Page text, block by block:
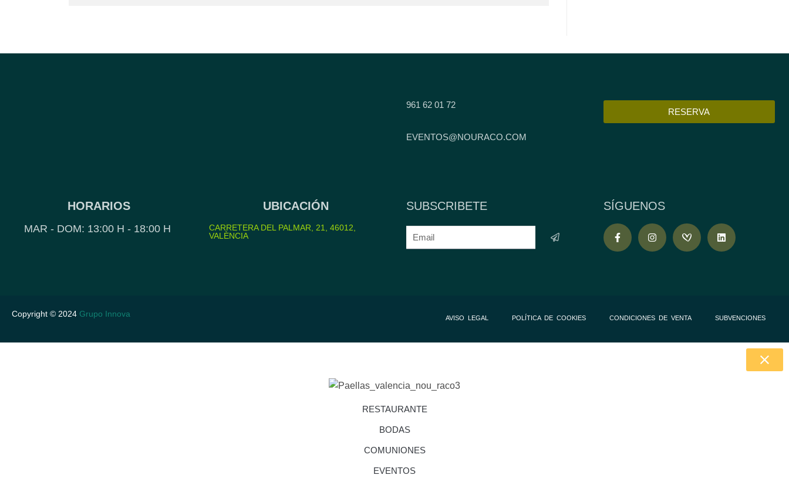
961 62 01 72
EVENTOS@NOURACO.COM
RESERVA
HORARIOS
MAR - DOM: 13:00 H - 18:00 H
UBICACIÓN
CARRETERA DEL PALMAR, 21, 46012,
VALÈNCIA
SUBSCRIBETE SÍGUENOS
Copyright © 2024 Grupo Innova AVISO LEGAL POLÍTICA DE COOKIES CONDICIONES DE VENTA SUBVENCIONES
RESTAURANTE
BODAS
COMUNIONES
EVENTOS